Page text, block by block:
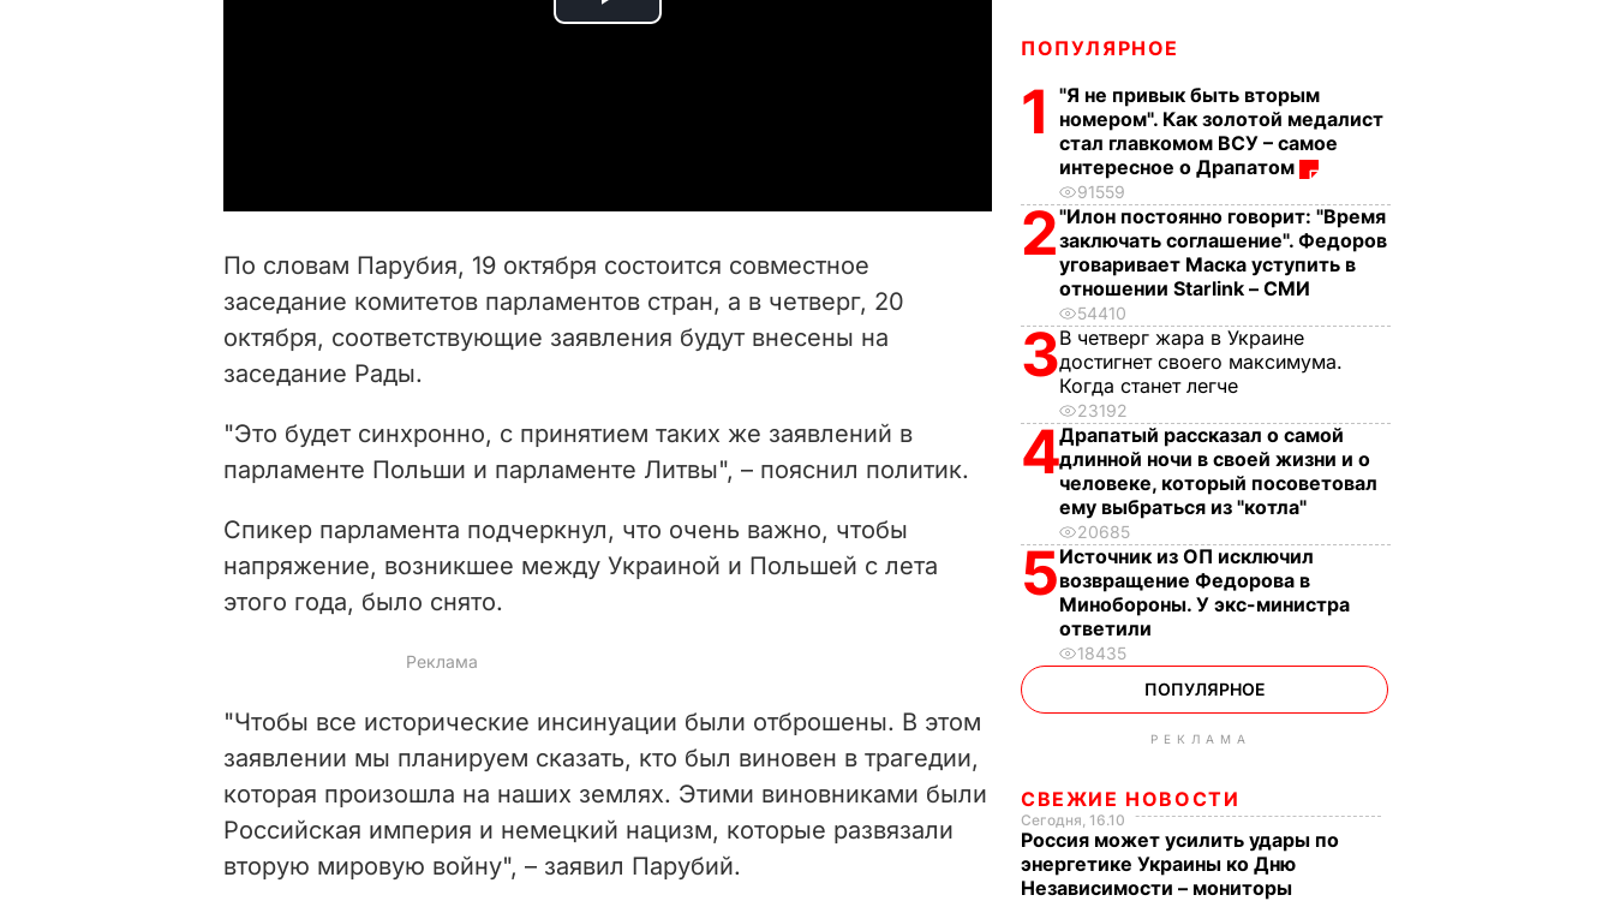
P
i
d
o
По словам Парубия, 19 октября состоится совместное
заседание комитетов парламентов стран, а в четверг, 20
октября, соответствующие заявления будут внесены на
заседание Рады.
"Это будет синхронно, с принятием таких же заявлений в
парламенте Польши и парламенте Литвы", – пояснил политик.
Спикер парламента подчеркнул, что очень важно, чтобы
напряжение, возникшее между Украиной и Польшей с лета
этого года, было снято.
"Чтобы все исторические инсинуации были отброшены. В этом
заявлении мы планируем сказать, кто был виновен в трагедии,
которая произошла на наших землях. Этими виновниками были
Российская империя и немецкий нацизм, которые развязали
вторую мировую войну", – заявил Парубий.
ПОПУЛЯРНОЕ
1
"Я не привык быть вторым
номером". Как золотой медалист
стал главкомом ВСУ – самое
интересное о Драпатом
91559
2"Илон постоянно говорит: "Время
заключать соглашение". Федоров
уговаривает Маска уступить в
отношении Starlink – СМИ
54410
3В четверг жара в Украине
достигнет своего максимума.
Когда станет легче
23192
4Драпатый рассказал о самой
длинной ночи в своей жизни и о
человеке, который посоветовал
ему выбраться из "котла"
20685
5Источник из ОП исключил
возвращение Федорова в
Минобороны. У экс-министра
ответили
18435
ПОПУЛЯРНОЕ
РЕКЛАМА
СВЕЖИЕ НОВОСТИ
Сегодня, 16.10
Россия может усилить удары по
энергетике Украины ко Дню
Независимости – мониторы